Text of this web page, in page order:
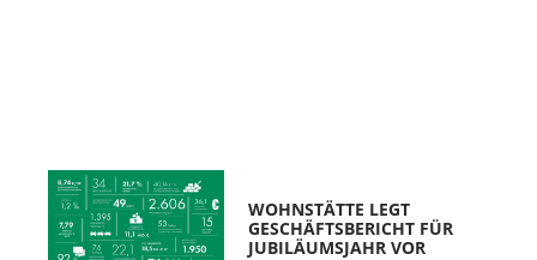
WOHNSTÄTTE LEGT
GESCHÄFTSBERICHT FÜR
JUBILÄUMSJAHR VOR